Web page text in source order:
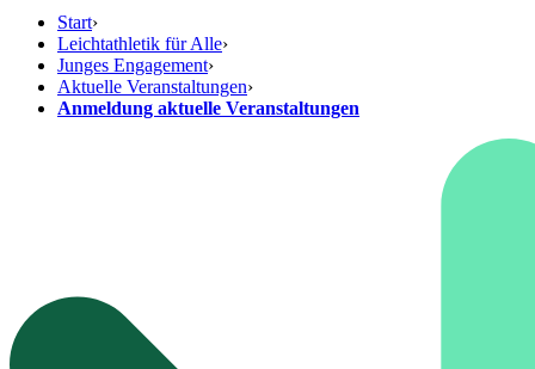
Start›
Leichtathletik für Alle›
Junges Engagement›
Aktuelle Veranstaltungen›
Anmeldung aktuelle Veranstaltungen